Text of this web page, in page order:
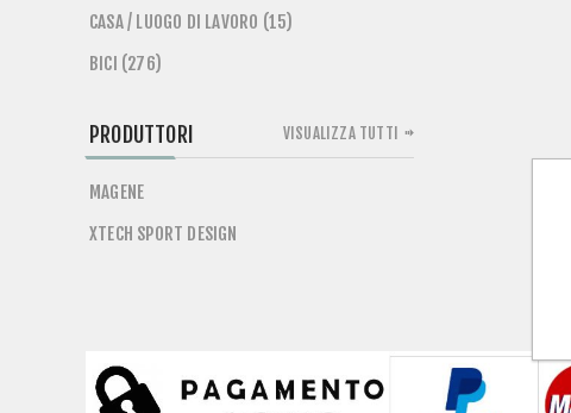
CASA / LUOGO DI LAVORO (15)
BICI (276)
PRODUTTORI
MAGENE
XTECH SPORT DESIGN
VISUALIZZA TUTTI